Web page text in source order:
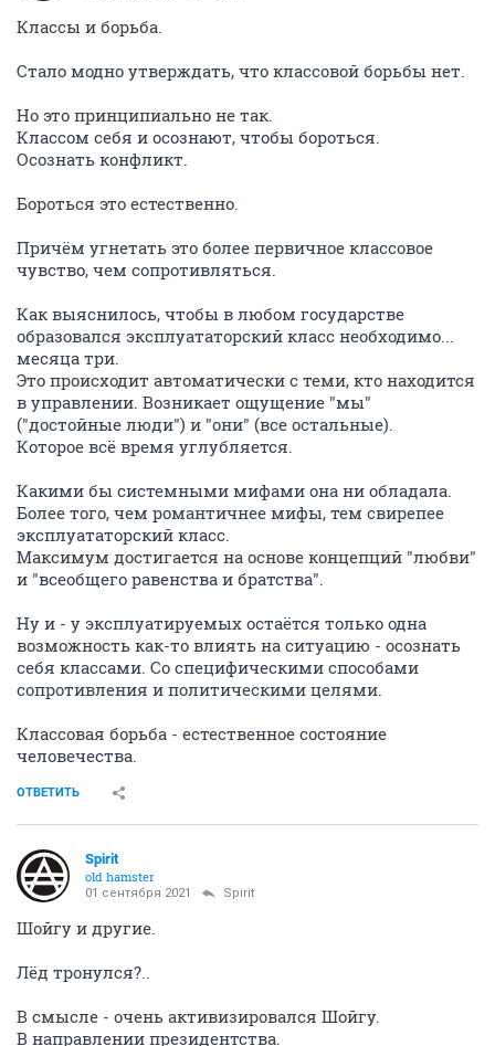
Классы и борьба.
Стало модно утверждать, что классовой борьбы нет.
Но это принципиально не так.
Классом себя и осознают, чтобы бороться.
Осознать конфликт.
Бороться это естественно.
Причём угнетать это более первичное классовое
чувство, чем сопротивляться.
Как выяснилось, чтобы в любом государстве
образовался эксплуататорский класс необходимо...
месяца три.
Это происходит автоматически с теми, кто находится
в управлении. Возникает ощущение "мы"
("достойные люди") и "они" (все остальные).
Которое всё время углубляется.
Какими бы системными мифами она ни обладала.
Более того, чем романтичнее мифы, тем свирепее
эксплуататорский класс.
Максимум достигается на основе концепций "любви"
и "всеобщего равенства и братства".
Ну и - у эксплуатируемых остаётся только одна
возможность как-то влиять на ситуацию - осознать
себя классами. Со специфическими способами
сопротивления и политическими целями.
Классовая борьба - естественное состояние
человечества.
ОТВЕТИТЬ
Spirit
old hamster
01 сентября 2021 Spirit
Шойгу и другие.
Лёд тронулся?..
В смысле - очень активизировался Шойгу.
В направлении президентства.